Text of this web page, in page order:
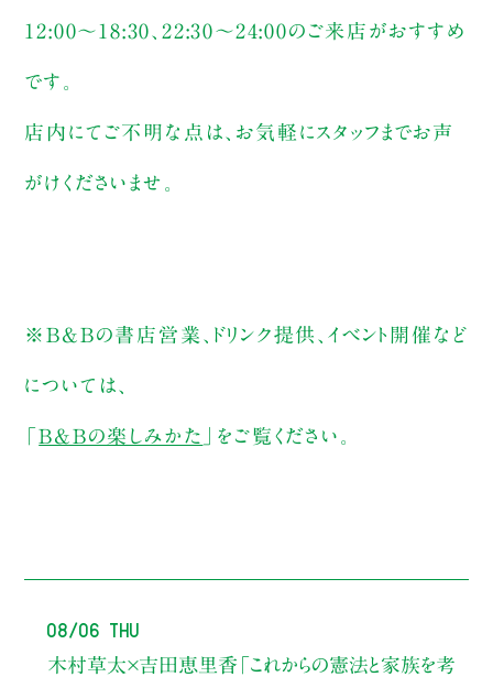
12:00〜18:30、22:30〜24:00のご来店がおすすめ
です。
店内にてご不明な点は、お気軽にスタッフまでお声
がけくださいませ。
※B&Bの書店営業、ドリンク提供、イベント開催など
については、
「B&Bの楽しみかた 」をご覧ください。
08/06 Thu
木村草太×吉田恵里香 「これからの憲法と家族を考